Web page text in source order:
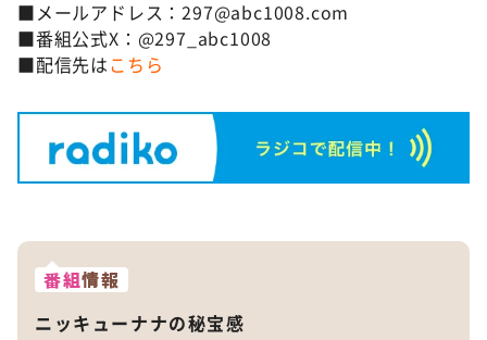
■メールアドレス：297@abc1008.com
■番組公式X：@297_abc1008
■配信先はこちら
番組情報
ニッキューナナの秘宝感